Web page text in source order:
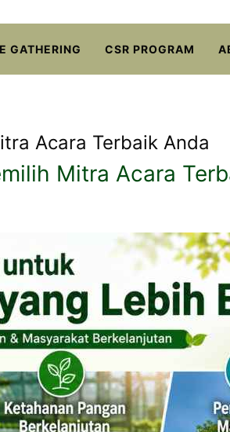
GATHERING CSR PROGRAM
Acara Terbaik Anda
Mitra Acara